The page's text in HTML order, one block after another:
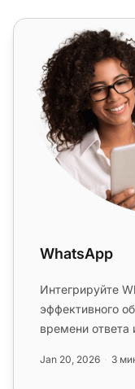
WhatsApp
WhatsApp
Интегрируйте
эффективного
времени ответа
Jan 20, 2026 3